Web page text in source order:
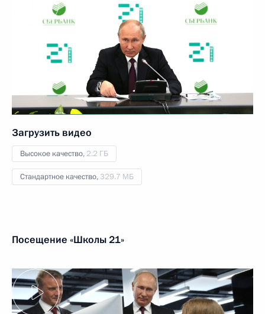
Загрузить видео
Высокое качество, 2.2 ГБ
Стандартное качество, 329.7 МБ
Посещение «Школы 21»